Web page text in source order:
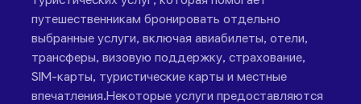
путешественникам бронировать отдельно
выбранные услуги, включая авиабилеты, отели,
трансферы, визовую поддержку, страхование,
SIM-карты, туристические карты и местные
впечатления.Некоторые услуги предоставляются